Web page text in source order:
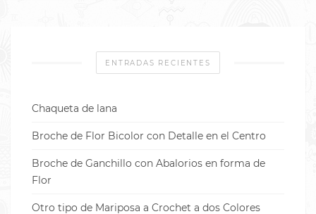
ENTRADAS RECIENTES
Chaqueta de lana
Broche de Flor Bicolor con Detalle en el Centro
Broche de Ganchillo con Abalorios en forma de
Flor
Otro tipo de Mariposa a Crochet a dos Colores